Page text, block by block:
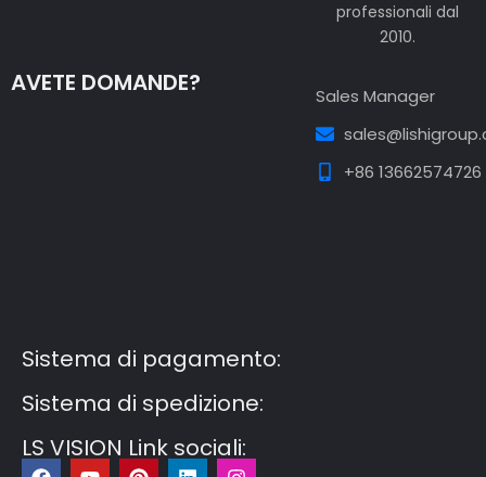
professionali dal
2010.
AVETE DOMANDE?
Sales Manager
+86 13662574726
Sistema di pagamento:
Sistema di spedizione:
LS VISION Link sociali:
F Y P L I